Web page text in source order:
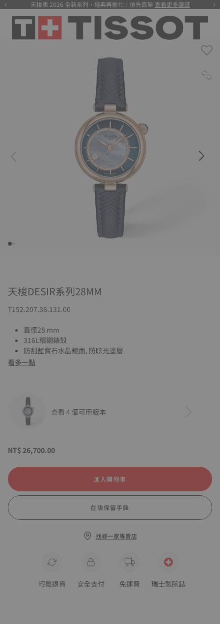
天梭表 2026 全新系列，經典再進化｜搶先直擊 查看更多靈感
天梭DESIR系列28MM
T152.207.36.131.00
直徑28 mm
316L精鋼錶殼
防刮藍寶石水晶鏡面, 防眩光塗層
看多一點
查看 4 個可用版本
NT$ 26,700.00
加入購物車
在店保留手錶
找尋一家專賣店
輕鬆退貨 安全支付 免運費 瑞士製腕錶